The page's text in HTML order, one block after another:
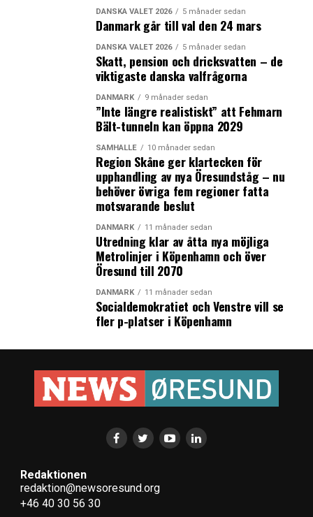
Beauton Art Fair. Blaa Galleri, Blågaards plads, Nørrebro.
Äventyr på vita duken
Nu är det återigen dags för den äventyrsfyllda
filmfestivalen D.A.F.F. Namnet är en förkortning av
Danish Adventure Film Festival och filmerna som visas
är helt inriktade på extremsporter, friluftsliv och
äventyr. Dokumentärerna handlar om människor vars
stora passion i livet är bergsklättring, paddling,
filmerna utspelar sig i spektakulärt vackra miljöer. Följ
till exempel med på bergsklättring i Sydafrika eller på
löpning norr om Polcirkeln. Filmerna visas först på
Cinemateket i Köpenhamn, varefter festivalen
fortsätter till Aarhus.
Danish Adventure Film Festival. Cinemateket,
Köpenhamn. 1–6 december.
Ny film granskar danskt krigsbrott
Under andra världskriget minerade den tyska
ockupationsmakten hela den danska västkusten. Totalt
slut användes tyska krigsfångar till minröjningen, ett
farligt arbete som kostade ungefär 150 unga tyskar
livet, medan lika många skadades allvarligt. Det har
DANSKA VALET 2026 5 månader sedan
Danmark går till val den 24 mars
DANSKA VALET 2026 5 månader sedan
Skatt, pension och dricksvatten – de
viktigaste danska valfrågorna
DANMARK 9 månader sedan
”Inte längre realistiskt” att Fehmarn
Bält-tunneln kan öppna 2029
SAMHÄLLE 10 månader sedan
Region Skåne ger klartecken för
upphandling av nya Öresundståg – nu
behöver övriga fem regioner fatta
motsvarande beslut
DANMARK 11 månader sedan
Utredning klar av åtta nya möjliga
Metrolinjer i Köpenhamn och över
Öresund till 2070
DANMARK 11 månader sedan
Socialdemokratiet och Venstre vill se
fler p-platser i Köpenhamn
Redaktionen
redaktion@newsoresund.org
+46 40 30 56 30